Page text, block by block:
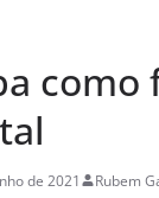
de 2021 Rubem